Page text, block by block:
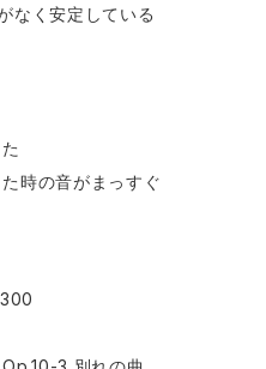
なく安定している
時の音がまっすぐ